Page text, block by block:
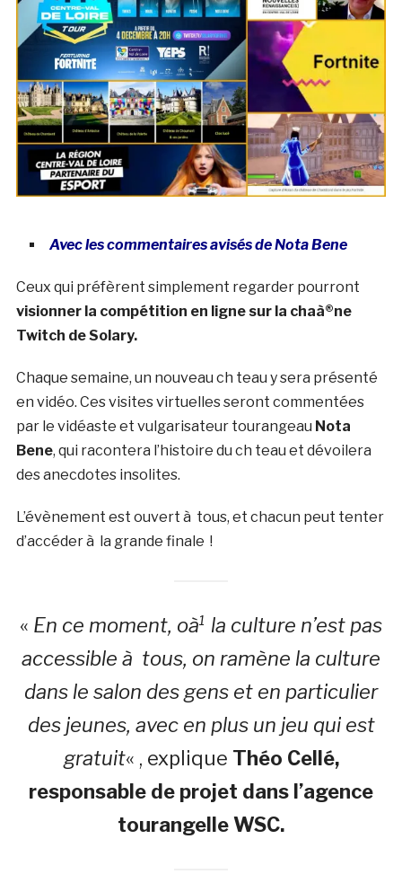
Avec les commentaires avisés de Nota Bene
Ceux qui préfèrent simplement regarder pourront
visionner la compétition en ligne sur la chaà®ne
Twitch de Solary.
Chaque semaine, un nouveau ch teau y sera présenté
en vidéo. Ces visites virtuelles seront commentées
par le vidéaste et vulgarisateur tourangeau Nota
Bene, qui racontera l’histoire du ch teau et dévoilera
des anecdotes insolites.
L’évènement est ouvert à tous, et chacun peut tenter
d’accéder à la grande finale !
« En ce moment, oà¹ la culture n’est pas
accessible à tous, on ramène la culture
dans le salon des gens et en particulier
des jeunes, avec en plus un jeu qui est
gratuit« , explique Théo Cellé,
responsable de projet dans l’agence
tourangelle WSC.